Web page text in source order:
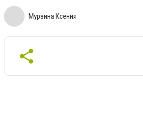
Мурзина Ксения